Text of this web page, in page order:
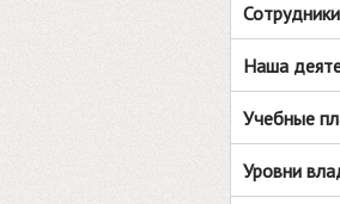
Сотрудники
Наша
Учебные
Уровни